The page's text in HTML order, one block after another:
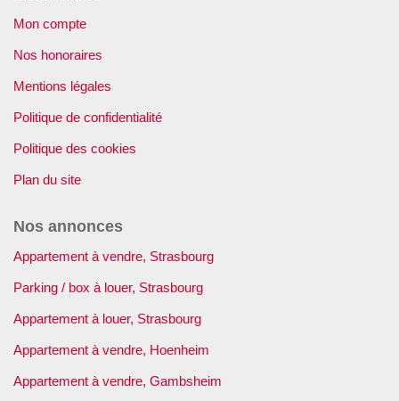
Mon compte
Nos honoraires
Mentions légales
Politique de confidentialité
Politique des cookies
Plan du site
Nos annonces
Appartement à vendre, Strasbourg
Parking / box à louer, Strasbourg
Appartement à louer, Strasbourg
Appartement à vendre, Hoenheim
Appartement à vendre, Gambsheim